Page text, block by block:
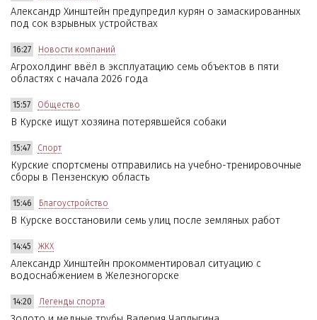
Александр Хинштейн предупредил курян о замаскированных
под сок взрывных устройствах
16:27 Новости компаний
Агрохолдинг ввёл в эксплуатацию семь объектов в пяти
областях с начала 2026 года
15:57 Общество
В Курске ищут хозяина потерявшейся собаки
15:47 Спорт
Курские спортсмены отправились на учебно-тренировочные
сборы в Пензенскую область
15:46 Благоустройство
В Курске восстановили семь улиц после земляных работ
14:45 ЖКХ
Александр Хинштейн прокомментировал ситуацию с
водоснабжением в Железногорске
14:20 Легенды спорта